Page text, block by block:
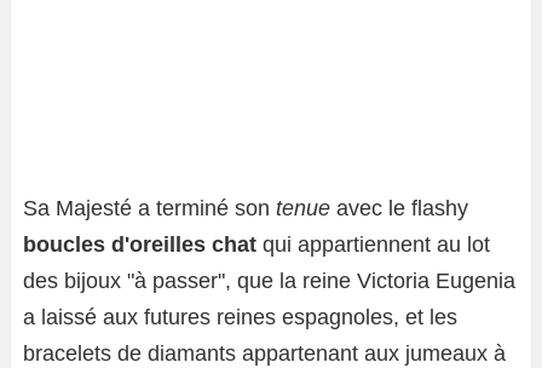
Sa Majesté a terminé son tenue avec le flashy
boucles d'oreilles chat qui appartiennent au lot
des bijoux "à passer", que la reine Victoria Eugenia
a laissé aux futures reines espagnoles, et les
bracelets de diamants appartenant aux jumeaux à